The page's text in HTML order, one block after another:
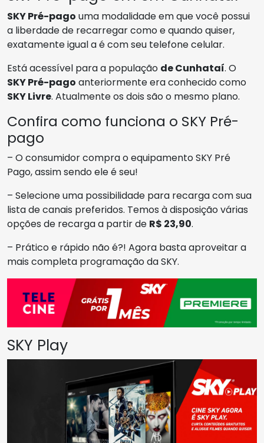
SKY Pré-pago uma modalidade em que você possui
a liberdade de recarregar como e quando quiser,
exatamente igual a é com seu telefone celular.
Está acessível para a população de Cunhataí. O
SKY Pré-pago anteriormente era conhecido como
SKY Livre. Atualmente os dois são o mesmo plano.
Confira como funciona o SKY Pré-
pago
– O consumidor compra o equipamento SKY Pré
Pago, assim sendo ele é seu!
– Selecione uma possibilidade para recarga com sua
lista de canais preferidos. Temos à disposição várias
opções de recarga a partir de R$ 23,90.
– Prático e rápido não é?! Agora basta aproveitar a
mais completa programação da SKY.
SKY Play